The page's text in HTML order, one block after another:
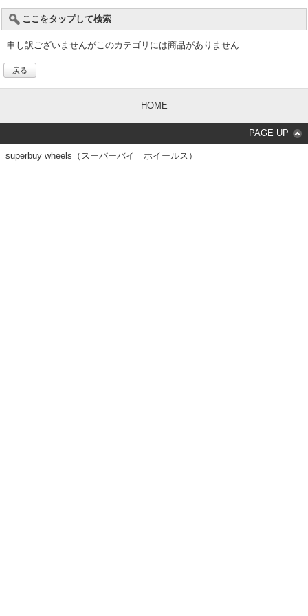
ここをタップして検索
申し訳ございませんがこのカテゴリには商品がありません
戻る
HOME
PAGE UP
superbuy wheels（スーパーバイ ホイールス）